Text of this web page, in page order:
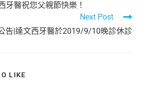
牙醫祝您父親節快樂！
Next Post
告|達文西牙醫於2019/9/10晚診休診
LIKE